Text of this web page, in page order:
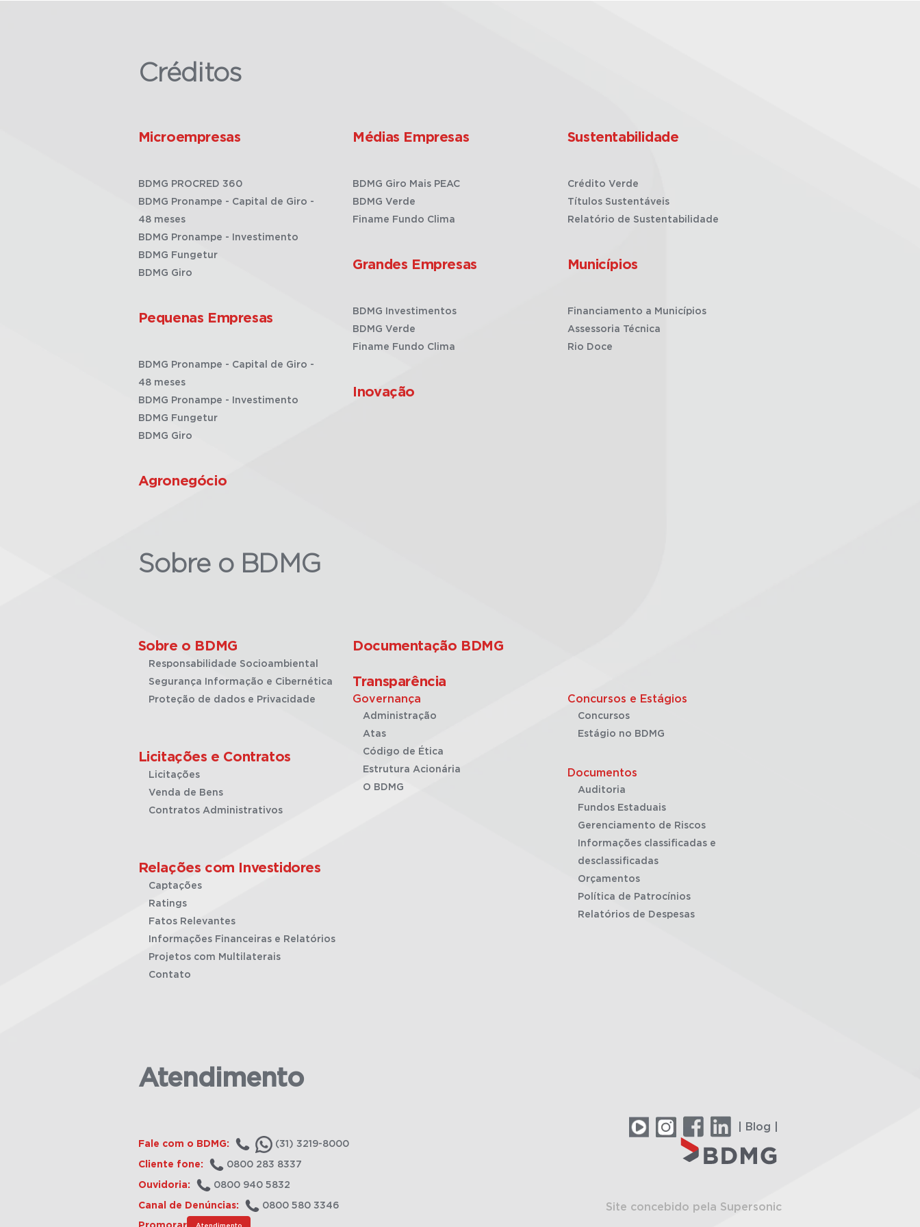
Créditos
Microempresas
BDMG PROCRED 360
BDMG Pronampe - Capital de Giro -
48 meses
BDMG Pronampe - Investimento
BDMG Fungetur
BDMG Giro
Pequenas Empresas
BDMG Pronampe - Capital de Giro -
48 meses
BDMG Pronampe - Investimento
BDMG Fungetur
BDMG Giro
Agronegócio
Médias Empresas
BDMG Giro Mais PEAC
BDMG Verde
Finame Fundo Clima
Grandes Empresas
BDMG Investimentos
BDMG Verde
Finame Fundo Clima
Inovação
Sustentabilidade
Crédito Verde
Títulos Sustentáveis
Relatório de Sustentabilidade
Municípios
Financiamento a Municípios
Assessoria Técnica
Rio Doce
Sobre o BDMG
Sobre o BDMG
Responsabilidade Socioambiental
Segurança Informação e Cibernética
Proteção de dados e Privacidade
Licitações e Contratos
Licitações
Venda de Bens
Contratos Administrativos
Relações com Investidores
Captações
Ratings
Fatos Relevantes
Informações Financeiras e Relatórios
Projetos com Multilaterais
Contato
Documentação BDMG
Transparência
Governança
Administração
Atas
Código de Ética
Estrutura Acionária
O BDMG
Concursos e Estágios
Concursos
Estágio no BDMG
Documentos
Auditoria
Fundos Estaduais
Gerenciamento de Riscos
Informações classificadas e
desclassificadas
Orçamentos
Política de Patrocínios
Relatórios de Despesas
Atendimento
Fale com o BDMG: (31) 3219-8000
Cliente fone: 0800 283 8337
Ouvidoria: 0800 940 5832
Canal de Denúncias: 0800 580 3346
Atendimento
| Blog |
Site concebido pela Supersonic